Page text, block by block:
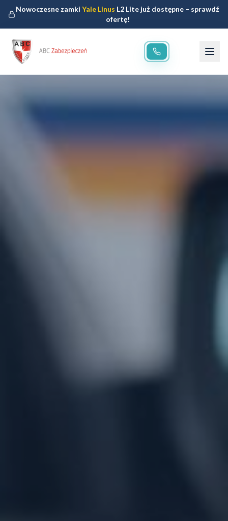
Nowoczesne zamkiYale Linus L2 Lite już dostępne – sprawdź
ofertę!